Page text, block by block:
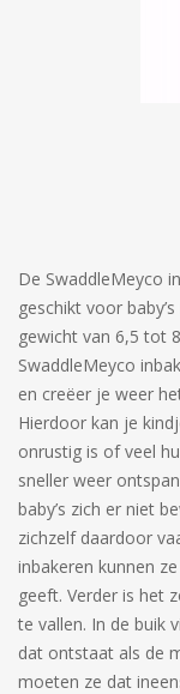
De SwaddleMeyco
geschikt voor
gewicht van 6,5 tot
SwaddleMeyco
en creëer je weer
Hierdoor kan je
onrustig is of veel
sneller weer
baby’s zich er niet
zichzelf daardoor
inbakeren kunnen
geeft. Verder is het
te vallen. In de buik
dat ontstaat als de
moeten ze dat